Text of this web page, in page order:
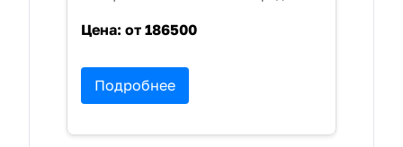
Цена: от 186500
Подробнее